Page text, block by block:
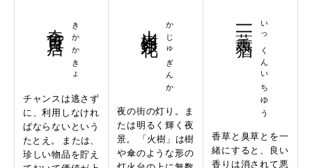
きかかきょ
チャンスは逃さず
に、利用しなけれ
ばならないという
たとえ。 または、
珍しい物品を貯え
かじゅぎんか
夜の街の灯り。ま
たは明るく輝く夜
景。 「火樹」は樹
や傘のような形の
いっくんいちゆう
一薫一蕕
香草と臭草とを一
緒にすると、良い
香りは消されて悪